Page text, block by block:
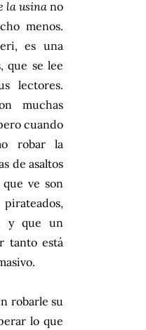
la usina no
menos.
es una
que se lee
lectores.
muchas
cuando
robar la
de asaltos
ve son
y que un
tanto está
robarle su
lo que